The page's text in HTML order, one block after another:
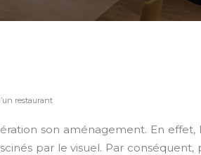
restaurant
son aménagement. En
par le visuel. Par